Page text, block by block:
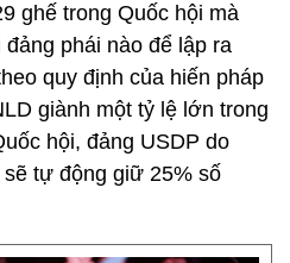
ghế trong Quốc hội mà
phái nào để lập ra
quy định của hiến pháp
giành một tỷ lệ lớn trong
hội, đảng USDP do
tự động giữ 25% số